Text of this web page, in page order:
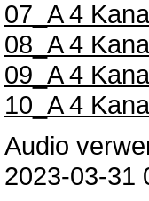
07_A 4
08_A 4
09_A 4
10_A 4
Audio
2023-03-31